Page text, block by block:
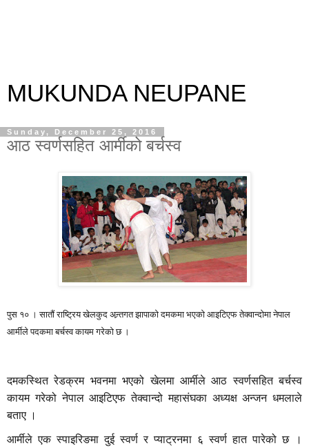
MUKUNDA NEUPANE
Sunday, December 25, 2016
आठ स्वर्णसहित आर्मीको बर्चस्व
पुस १० । सातौं राष्ट्रिय खेलकुद अन्र्तगत झापाको दमकमा भएको आइटिएफ तेक्वान्दोमा नेपाल
आर्मीले पदकमा बर्चस्व कायम गरेको छ ।
दमकस्थित रेडक्रम भवनमा भएको खेलमा आर्मीले आठ स्वर्णसहित बर्चस्व
कायम गरेको नेपाल आइटिएफ तेक्वान्दो महासंघका अध्यक्ष अन्जन धमलाले
बताए ।
आर्मीले एक स्पाइरिङमा दुई स्वर्ण र प्याट्रनमा ६ स्वर्ण हात पारेको छ ।